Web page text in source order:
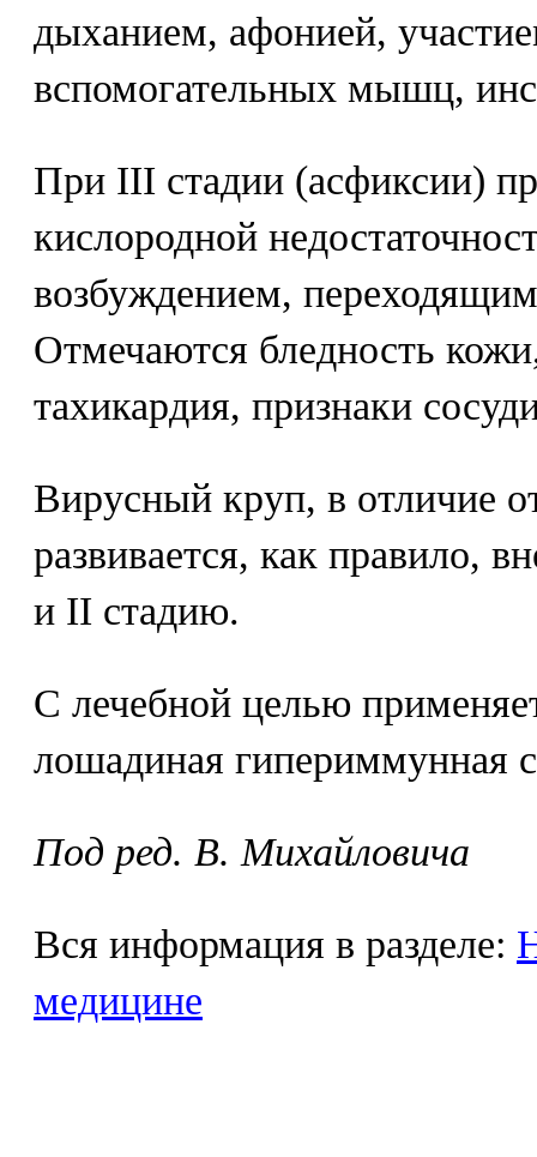
дыханием, афонией,
вспомогательных мышц,
При III стадии (асфиксии)
кислородной
возбуждением,
Отмечаются бледность
тахикардия, признаки
Вирусный круп, в отличие
развивается, как правило,
и II стадию.
С лечебной целью
лошадиная гипериммунная
Под ред. В. Михайловича
Вся информация в разделе:
медицине